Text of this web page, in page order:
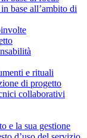
base all’ambito di
e rituali
di progetto
collaborativi
e la sua gestione